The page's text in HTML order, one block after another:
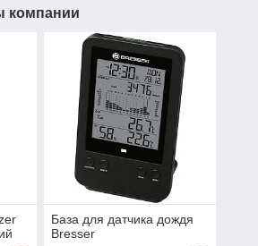
компании
База для датчика дождя
Bresser